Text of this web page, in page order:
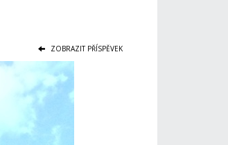
ZOBRAZIT PŘÍSPĚVEK